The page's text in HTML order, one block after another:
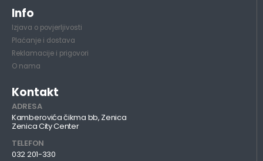
Info
Izjava o povjerljivosti
Plaćanje i dostava
Reklamacije i prigovori
O nama
Kontakt
ADRESA
Kamberovića čikma bb, Zenica
Zenica City Center
TELEFON
032 201-330